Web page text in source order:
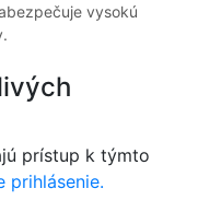
vysokú
prístup k týmto
prihlásenie.